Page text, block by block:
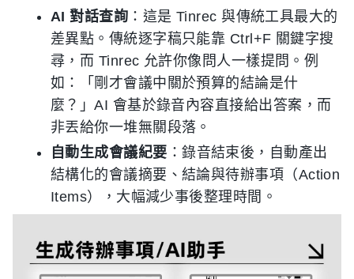
AI 對話查詢 ：這是 Tinrec 與傳統工具最大的
差異點。傳統逐字稿只能靠 Ctrl+F 關鍵字搜
尋，而 Tinrec 允許你像問人一樣提問。例
如：「剛才會議中關於預算的結論是什
麼？」AI 會基於錄音內容直接給出答案，而
非丟給你一堆無關段落。
自動生成會議紀要 ：錄音結束後，自動產出
結構化的會議摘要、結論與待辦事項（Action
Items），大幅減少事後整理時間。